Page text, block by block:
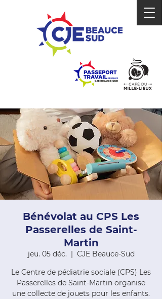
Bénévolat au CPS Les
Passerelles de Saint-
Martin
jeu. 05 déc.
  |
CJE Beauce-Sud
Le Centre de pédiatrie sociale (CPS) Les
Passerelles de Saint-Martin organise
une collecte de jouets pour les enfants.